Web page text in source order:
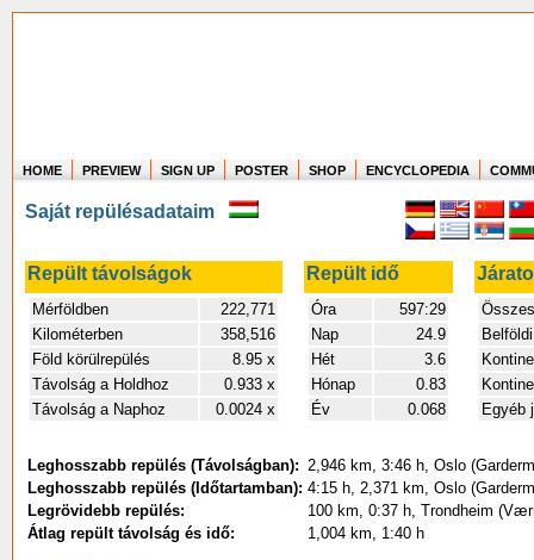
Where in the world have you flown?
How long have you been in the air?
Create your own FlightMemory and see!
HOME PREVIEW SIGN UP POSTER SHOP ENCYCLOPEDIA
Saját repülésadataim
Repült távolságok Repült idő
Mérföldben
222,771
Kilométerben
358,516
Föld körülrepülés
8.95 x
Távolság a Holdhoz
0.933 x
Távolság a Naphoz
0.0024 x
Óra
597:29
Nap
24.9
Hét
3.6
Hónap
0.83
Év
0.068
Belföldi
Egyéb
Leghosszabb repülés (Távolságban): 2,946 km, 3:46 h, Oslo
Leghosszabb repülés (Időtartamban): 4:15 h, 2,371 km, Oslo
Legrövidebb repülés:
100 km, 0:37 h, Trondheim
Átlag repült távolság és idő:
1,004 km, 1:40 h